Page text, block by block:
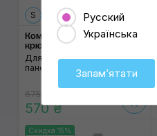
S
Комплект одинарных
крючков SGCB Pothhook
Для инструментальной
панели
675 ₴
570 ₴
Скидка 15%
Русский
Українська
Запамʼятати